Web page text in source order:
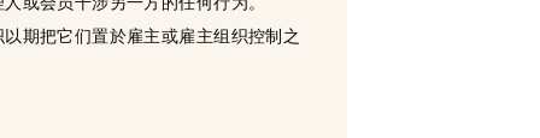
期把它们置於雇主或雇主组织控制之